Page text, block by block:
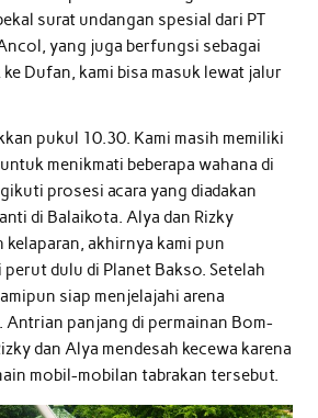
surat undangan spesial dari PT
yang juga berfungsi sebagai
Dufan, kami bisa masuk lewat jalur
pukul 10.30. Kami masih memiliki
menikmati beberapa wahana di
prosesi acara yang diadakan
di Balaikota. Alya dan Rizky
kelaparan, akhirnya kami pun
perut dulu di Planet Bakso. Setelah
siap menjelajahi arena
Antrian panjang di permainan Bom-
dan Alya mendesah kecewa karena
mobil-mobilan tabrakan tersebut.